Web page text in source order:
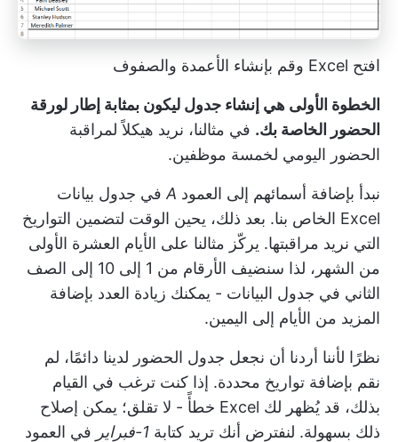
افتح Excel وقم بإنشاء الأعمدة والصفوف
الخطوة الأولى هي إنشاء جدول ليكون بمثابة إطار لورقة
الحضور الخاصة بك. في مثالنا، نريد هيكلاً لمراقبة
الحضور اليومي لخمسة موظفين.
نبدأ بإضافة أسمائهم إلى العمود A في جدول بيانات
Excel الخاص بنا. بعد ذلك، يحين الوقت لتضمين التواريخ
التي نريد مراقبتها. يركّز مثالنا على الأيام العشرة الأولى
من الشهر، لذا سنضيف الأرقام من 1 إلى 10 إلى الصف
الثاني في جدول البيانات - يمكنك زيادة العدد بإضافة
المزيد من الأيام إلى اليمين.
نظرًا لأننا أردنا أن نجعل جدول الحضور لدينا دائمًا، لم
نقم بإضافة تواريخ محددة. إذا كنت ترغب في القيام
بذلك، قد يُظهر لك Excel خطأً - لا تقلق؛ يمكن إصلاح
ذلك بسهولة. لنفترض أنك تريد كتابة 1-فبراير
في العمود